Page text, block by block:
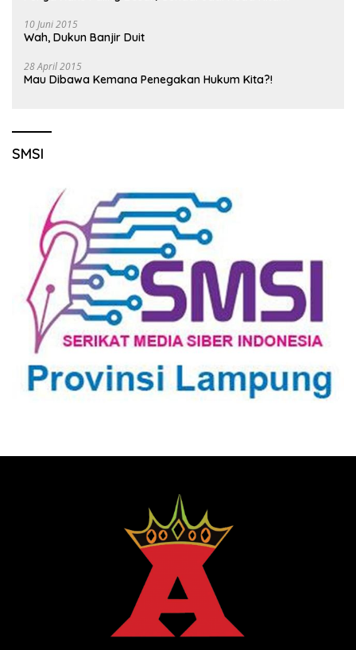
10 Juni 2015
Wah, Dukun Banjir Duit
28 April 2015
Mau Dibawa Kemana Penegakan Hukum Kita?!
SMSI